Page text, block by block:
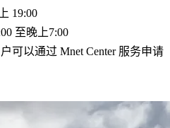
19:00
至晚上7:00
可以通过 Mnet Center 服务申请